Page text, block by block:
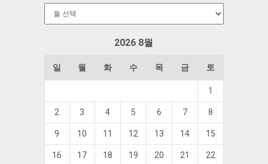
2026 8월
일 월 화 수 목 금 토
1
2 3 4 5 6 7 8
9 10 11 12 13 14 15
16 17 18 19 20 21 22